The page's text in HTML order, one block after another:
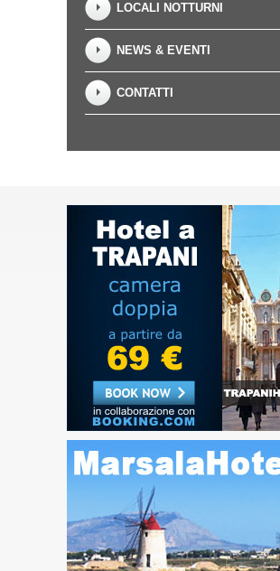
LOCALI NOTTURNI
NEWS & EVENTI
CONTATTI